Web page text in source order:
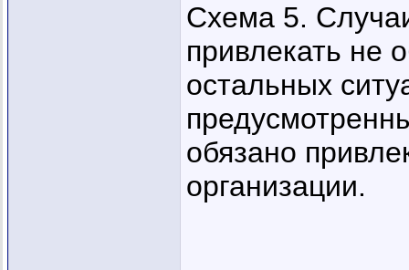
Схема 5.
привлекать не
остальных
обязано
организации.